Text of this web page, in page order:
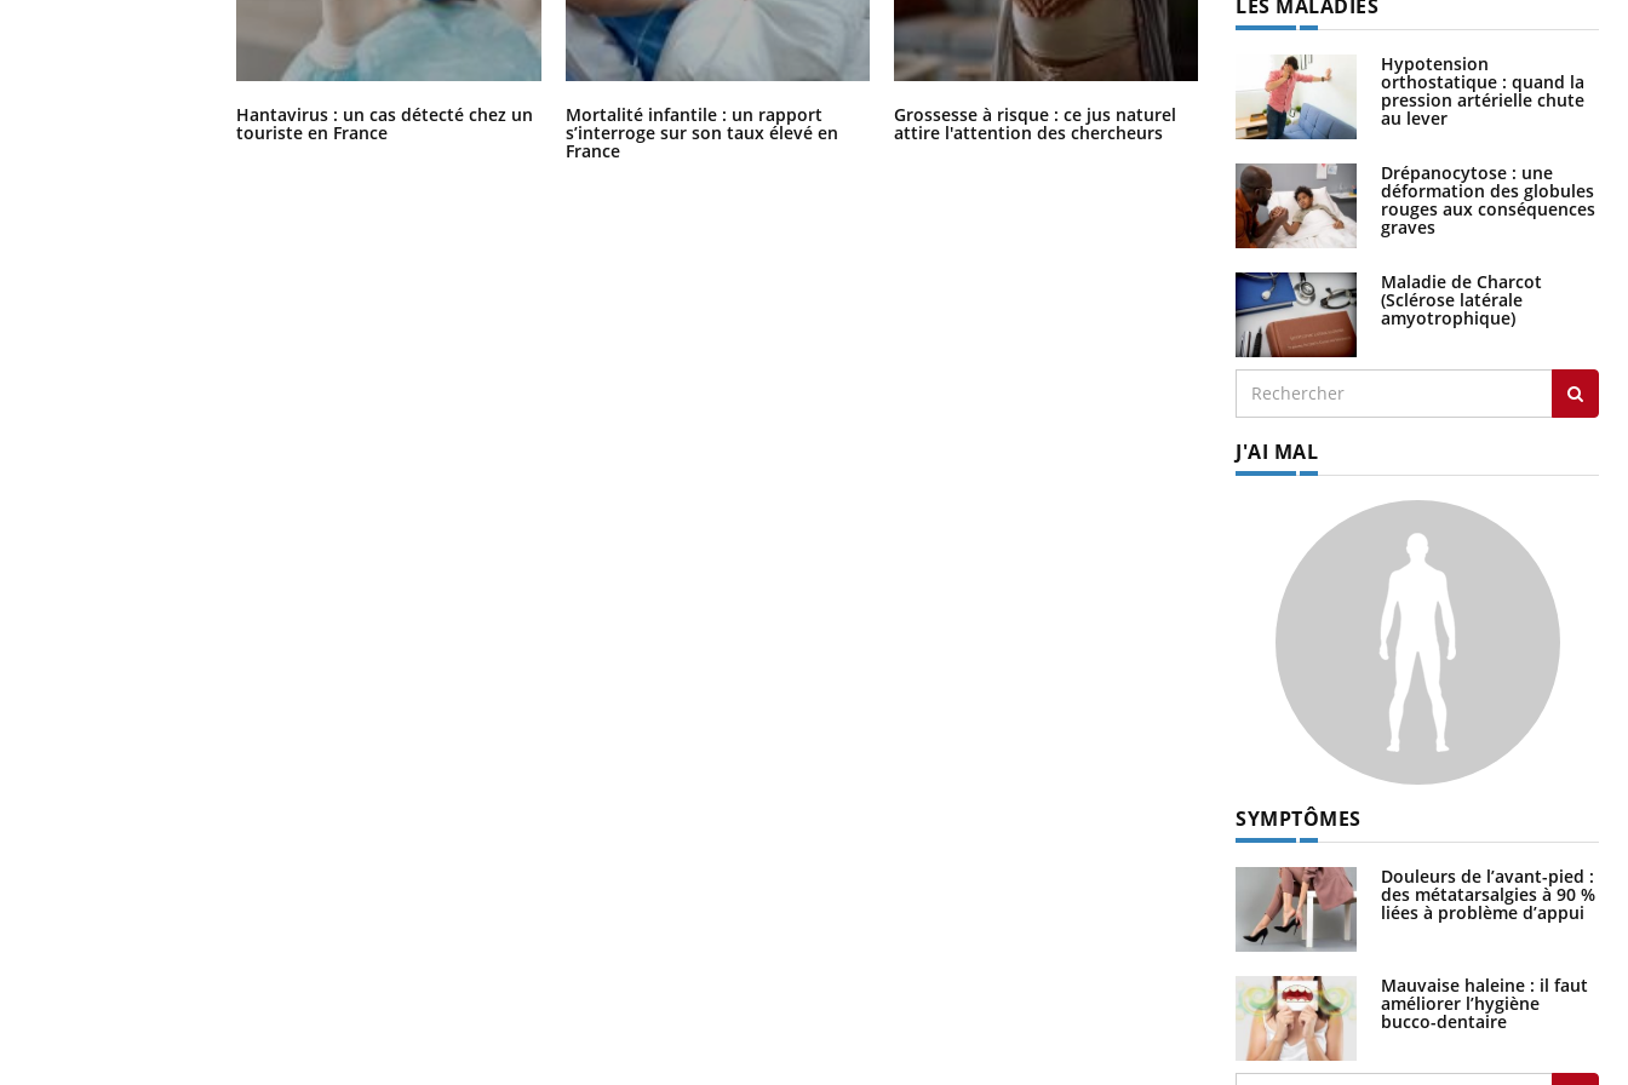
Hantavirus : un cas détecté chez un
touriste en France
Mortalité infantile : un rapport
s’interroge sur son taux élevé en
France
Grossesse à risque : ce jus naturel
attire l'attention des chercheurs
Comment oublier les écrans en
vacances ?
LES MALADIES
Hypotension
orthostatique : quand la
pression artérielle chute
au lever
Drépanocytose : une
déformation des globules
rouges aux conséquences
graves
Maladie de Charcot
(Sclérose latérale
amyotrophique)
J'AI MAL
SYMPTÔMES
Douleurs de l’avant-pied :
des métatarsalgies à 90 %
liées à problème d’appui
Mauvaise haleine : il faut
améliorer l’hygiène
bucco-dentaire